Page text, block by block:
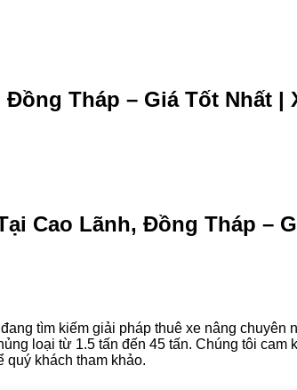
Tháp – Giá Tốt Nhất |
Cao Lãnh, Đồng Tháp –
tìm kiếm giải pháp thuê xe nâng
loại từ 1.5 tấn đến 45 tấn. Chúng tôi
quý khách tham khảo.